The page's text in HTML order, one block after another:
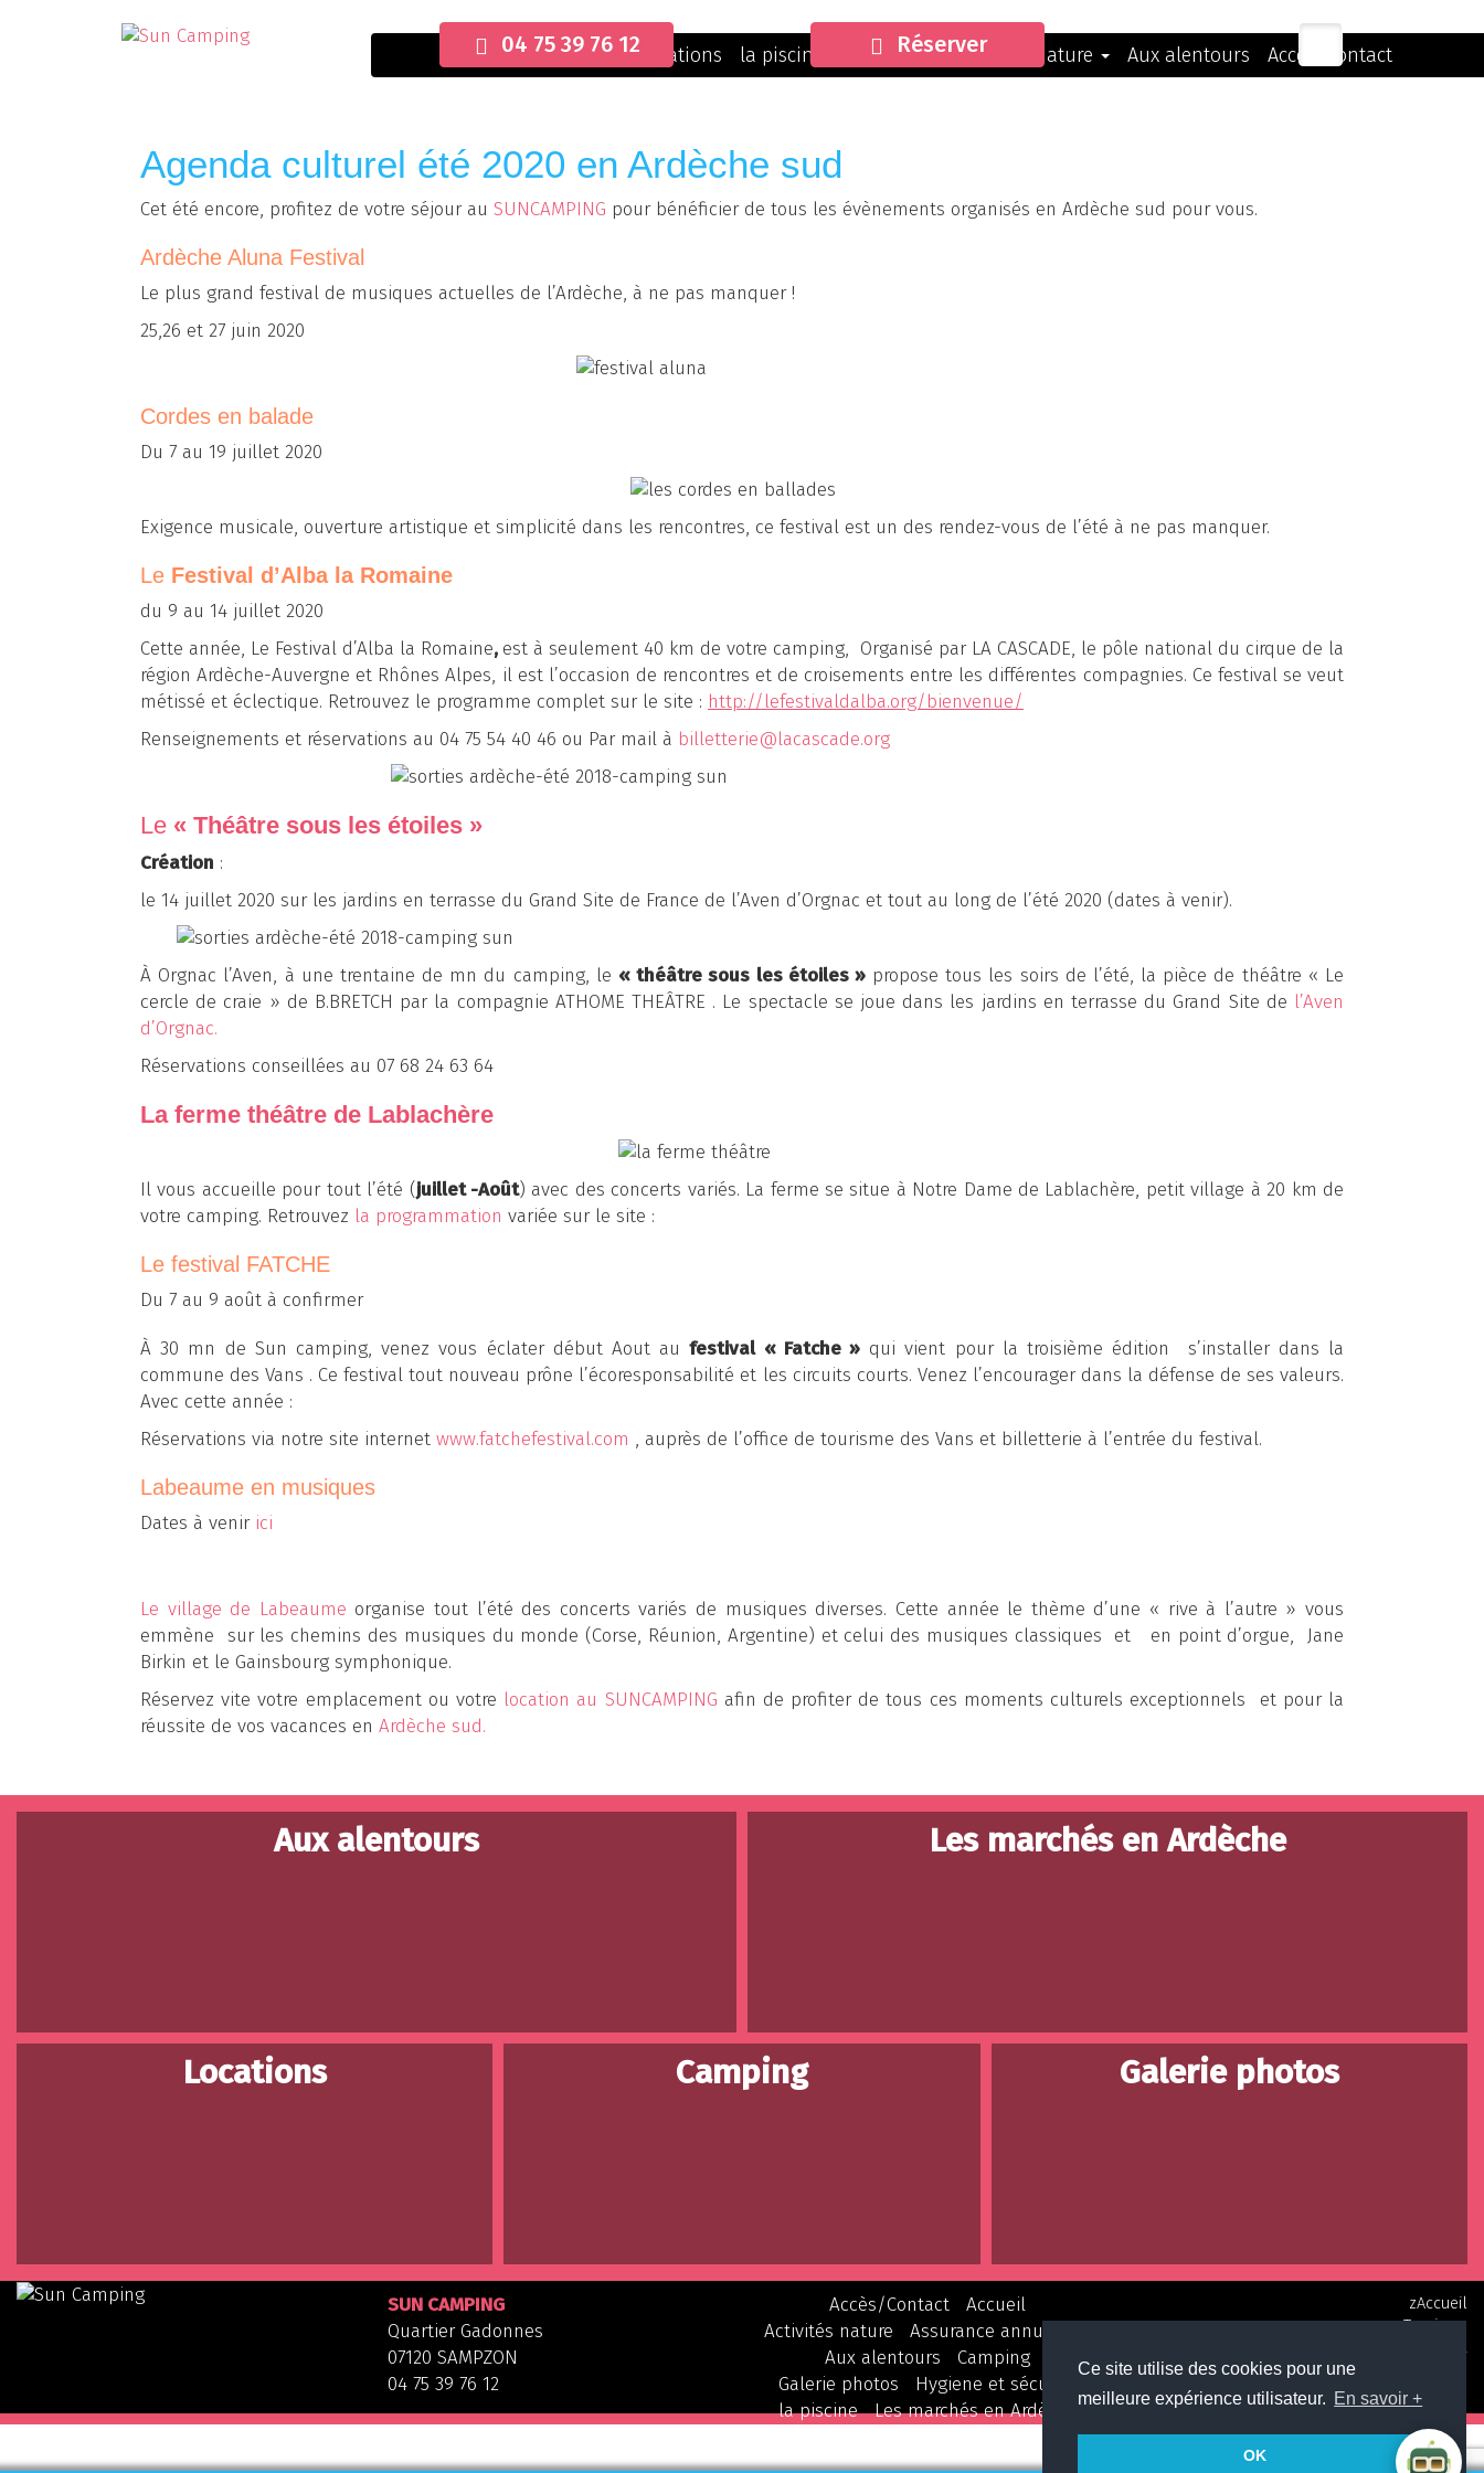
Ce site utilise des cookies pour une
meilleure expérience utilisateur. En savoir +
OK
04 75 39 76 12 Réserver
Accueil Camping Locations la piscine Sur Place Activités nature Aux alentours Accès/Contact
Agenda culturel été 2020 en Ardèche sud
Cet été encore, profitez de votre séjour au SUNCAMPING pour bénéficier de tous les évènements organisés en Ardèche sud pour vous.
Ardèche Aluna Festival
Le plus grand festival de musiques actuelles de l’Ardèche, à ne pas manquer !
25,26 et 27 juin 2020
Cordes en balade
Du 7 au 19 juillet 2020
Exigence musicale, ouverture artistique et simplicité dans les rencontres, ce festival est un des rendez-vous de l’été à ne pas manquer.
Le Festival d’Alba la Romaine
du 9 au 14 juillet 2020
Cette année, Le Festival d’Alba la Romaine, est à seulement 40 km de votre camping, Organisé par LA CASCADE, le pôle national du cirque de la
région Ardèche-Auvergne et Rhônes Alpes, il est l’occasion de rencontres et de croisements entre les différentes compagnies. Ce festival se veut
métissé et éclectique. Retrouvez le programme complet sur le site : http://lefestivaldalba.org/bienvenue/
Renseignements et réservations au 04 75 54 40 46 ou Par mail à billetterie@lacascade.org
Le « Théâtre sous les étoiles »
Création :
le 14 juillet 2020 sur les jardins en terrasse du Grand Site de France de l’Aven d’Orgnac et tout au long de l’été 2020 (dates à venir).
À Orgnac l’Aven, à une trentaine de mn du camping, le « théâtre sous les étoiles »propose tous les soirs de l’été, la pièce de théâtre « Le
cercle de craie » de B.BRETCH par la compagnie ATHOME THEÂTRE . Le spectacle se joue dans les jardins en terrasse du Grand Site de l’Aven
d’Orgnac.
Réservations conseillées au 07 68 24 63 64
La ferme théâtre de Lablachère
Il vous accueille pour tout l’été (juillet -Août) avec des concerts variés. La ferme se situe à Notre Dame de Lablachère, petit village à 20 km de
votre camping. Retrouvez la programmation variée sur le site :
Le festival FATCHE
Du 7 au 9 août à confirmer
À 30 mn de Sun camping, venez vous éclater début Aout aufestival « Fatche » qui vient pour la troisième édition s’installer dans la
commune des Vans . Ce festival tout nouveau prône l’écoresponsabilité et les circuits courts. Venez l’encourager dans la défense de ses valeurs.
Avec cette année :
Réservations via notre site internet www.fatchefestival.com , auprès de l’office de tourisme des Vans et billetterie à l’entrée du festival.
Labeaume en musiques
Dates à venirici
Le village de Labeaume organise tout l’été des concerts variés de musiques diverses. Cette année le thème d’une « rive à l’autre » vous
emmène sur les chemins des musiques du monde (Corse, Réunion, Argentine) et celui des musiques classiques et en point d’orgue, Jane
Birkin et le Gainsbourg symphonique.
Réservez vite votre emplacement ou votre location au SUNCAMPING afin de profiter de tous ces moments culturels exceptionnels et pour la
réussite de vos vacances en Ardèche sud.
Aux alentours Les marchés en Ardèche
Locations Camping Galerie photos
SUN CAMPING
Quartier Gadonnes
07120 SAMPZON
04 75 39 76 12
Accès/Contact
Accueil
Activités nature
Assurance annulation
Aux alentours
Camping
Galerie photos
Hygiene et sécurité
la piscine
Les marchés en Ardèche
Plan du site
Sorties Sur Place
zAccueil
Tourisme
Accès/Contact
Mentions légales
Plan du site